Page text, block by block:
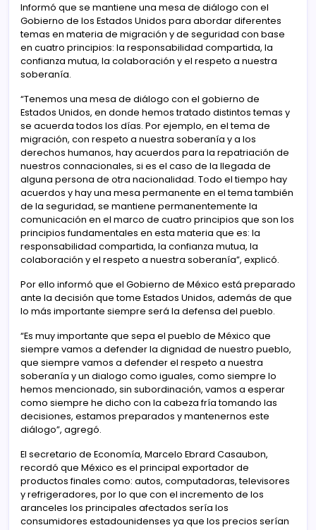
Informó que se mantiene una mesa de diálogo con el
Gobierno de los Estados Unidos para abordar diferentes
temas en materia de migración y de seguridad con base
en cuatro principios: la responsabilidad compartida, la
confianza mutua, la colaboración y el respeto a nuestra
soberanía.
“Tenemos una mesa de diálogo con el gobierno de
Estados Unidos, en donde hemos tratado distintos temas y
se acuerda todos los días. Por ejemplo, en el tema de
migración, con respeto a nuestra soberanía y a los
derechos humanos, hay acuerdos para la repatriación de
nuestros connacionales, si es el caso de la llegada de
alguna persona de otra nacionalidad. Todo el tiempo hay
acuerdos y hay una mesa permanente en el tema también
de la seguridad, se mantiene permanentemente la
comunicación en el marco de cuatro principios que son los
principios fundamentales en esta materia que es: la
responsabilidad compartida, la confianza mutua, la
colaboración y el respeto a nuestra soberanía”, explicó.
Por ello informó que el Gobierno de México está preparado
ante la decisión que tome Estados Unidos, además de que
lo más importante siempre será la defensa del pueblo.
“Es muy importante que sepa el pueblo de México que
siempre vamos a defender la dignidad de nuestro pueblo,
que siempre vamos a defender el respeto a nuestra
soberanía y un dialogo como iguales, como siempre lo
hemos mencionado, sin subordinación, vamos a esperar
como siempre he dicho con la cabeza fría tomando las
decisiones, estamos preparados y mantenernos este
diálogo”, agregó.
El secretario de Economía, Marcelo Ebrard Casaubon,
recordó que México es el principal exportador de
productos finales como: autos, computadoras, televisores
y refrigeradores, por lo que con el incremento de los
aranceles los principales afectados sería los
consumidores estadounidenses ya que los precios serían